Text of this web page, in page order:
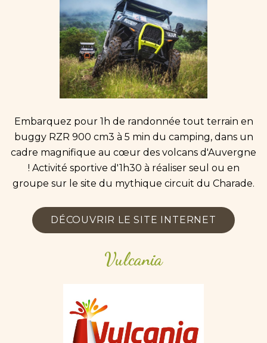
Embarquez pour 1h de randonnée tout terrain en
buggy RZR 900 cm3 à 5 min du camping, dans un
cadre magnifique au cœur des volcans d'Auvergne
! Activité sportive d'1h30 à réaliser seul ou en
groupe sur le site du mythique circuit du Charade.
DÉCOUVRIR LE SITE INTERNET
Vulcania